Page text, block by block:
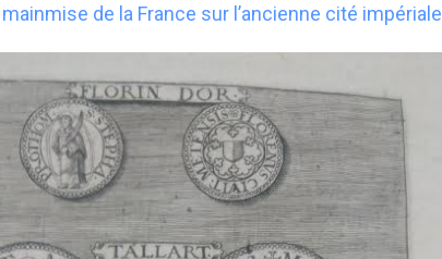
mainmise de la France sur l’ancienne cité impériale